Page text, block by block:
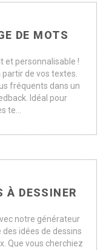
DE MOTS
et personnalisable !
de vos textes.
fréquents dans un
Idéal pour
te...
À DESSINER
notre générateur
idées de dessins
Que vous cherchiez